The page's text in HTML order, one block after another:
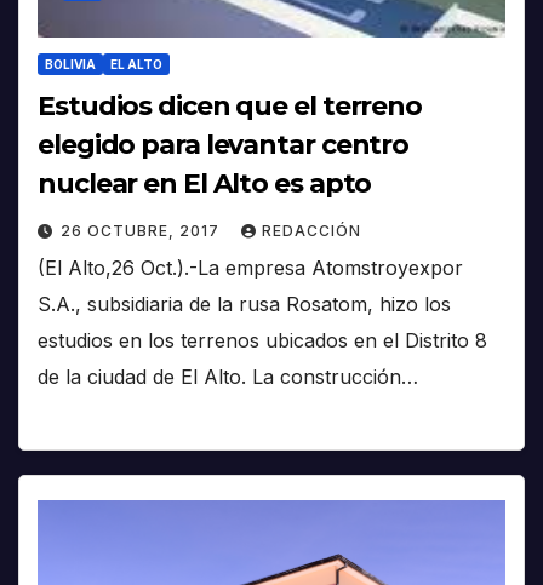
BOLIVIA EL ALTO
Estudios dicen que el terreno
elegido para levantar centro
nuclear en El Alto es apto
26 OCTUBRE, 2017 REDACCIÓN
(El Alto,26 Oct.).-La empresa Atomstroyexpor
S.A., subsidiaria de la rusa Rosatom, hizo los
estudios en los terrenos ubicados en el Distrito 8
de la ciudad de El Alto. La construcción…